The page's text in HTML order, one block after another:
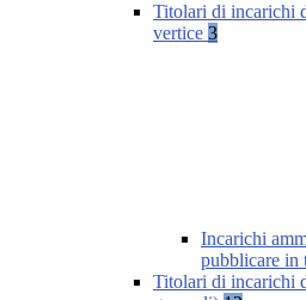
Titolari di incarichi
vertice 3
Incarichi
pubblicare in
Titolari di incarichi